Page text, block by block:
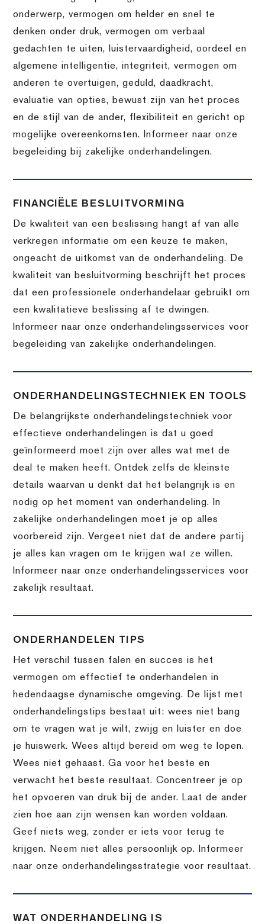
onderwerp, vermogen om helder en snel te
denken onder druk, vermogen om verbaal
gedachten te uiten, luistervaardigheid, oordeel en
algemene intelligentie, integriteit, vermogen om
anderen te overtuigen, geduld, daadkracht,
evaluatie van opties, bewust zijn van het proces
en de stijl van de ander, flexibiliteit en gericht op
mogelijke overeenkomsten. Informeer naar onze
begeleiding bij zakelijke onderhandelingen.
FINANCIËLE BESLUITVORMING
De kwaliteit van een beslissing hangt af van alle
verkregen informatie om een keuze te maken,
ongeacht de uitkomst van de onderhandeling. De
kwaliteit van besluitvorming beschrijft het proces
dat een professionele onderhandelaar gebruikt om
een kwalitatieve beslissing af te dwingen.
Informeer naar onze onderhandelingsservices voor
begeleiding van zakelijke onderhandelingen.
ONDERHANDELINGSTECHNIEK EN TOOLS
De belangrijkste onderhandelingstechniek voor
effectieve onderhandelingen is dat u goed
geïnformeerd moet zijn over alles wat met de
deal te maken heeft. Ontdek zelfs de kleinste
details waarvan u denkt dat het belangrijk is en
nodig op het moment van onderhandeling. In
zakelijke onderhandelingen moet je op alles
voorbereid zijn. Vergeet niet dat de andere partij
je alles kan vragen om te krijgen wat ze willen.
Informeer naar onze onderhandelingsservices voor
zakelijk resultaat.
ONDERHANDELEN TIPS
Het verschil tussen falen en succes is het
vermogen om effectief te onderhandelen in
hedendaagse dynamische omgeving. De lijst met
onderhandelingstips bestaat uit: wees niet bang
om te vragen wat je wilt, zwijg en luister en doe
je huiswerk. Wees altijd bereid om weg te lopen.
Wees niet gehaast. Ga voor het beste en
verwacht het beste resultaat. Concentreer je op
het opvoeren van druk bij de ander. Laat de ander
zien hoe aan zijn wensen kan worden voldaan.
Geef niets weg, zonder er iets voor terug te
krijgen. Neem niet alles persoonlijk op. Informeer
naar onze onderhandelingsstrategie voor resultaat.
WAT ONDERHANDELING IS